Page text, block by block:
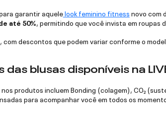
garantir aquelelook feminino fitness novo com
até 50%, permitindo que você invista em
descontos que podem variar conforme o
blusas disponíveis na
produtos incluem Bonding (colagem), CO₂
para acompanhar você em todos os